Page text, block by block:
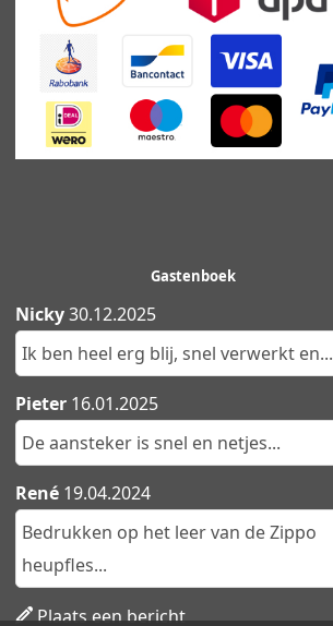
Gastenboek
Nicky30.12.2025
Ik ben heel erg blij, snel verwerkt en...
Pieter 16.01.2025
De aansteker is snel en netjes...
René 19.04.2024
Bedrukken op het leer van de Zippo
heupfles...
Plaats een bericht